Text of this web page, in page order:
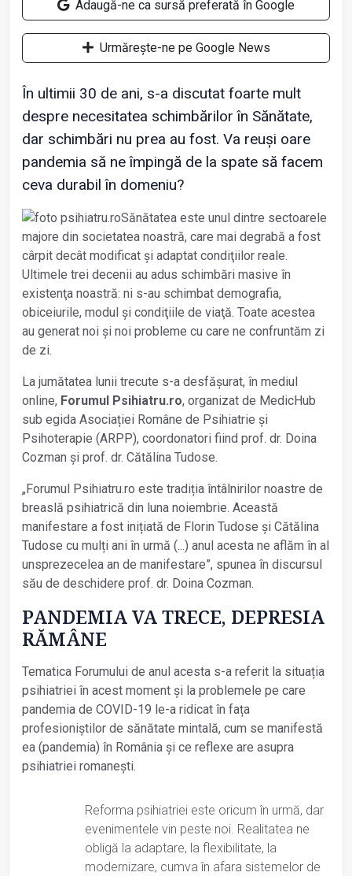
Adaugă-ne ca sursă preferată în Google
Urmărește-ne pe Google News
În ultimii 30 de ani, s-a discutat foarte mult
despre necesitatea schimbărilor în Sănătate,
dar schimbări nu prea au fost. Va reuși oare
pandemia să ne împingă de la spate să facem
ceva durabil în domeniu?
Sănătatea este unul dintre sectoarele
majore din societatea noastră, care mai degrabă a fost
cârpit decât modificat și adaptat condiţiilor reale.
Ultimele trei decenii au adus schimbări masive în
existenţa noastră: ni s-au schimbat demografia,
obiceiurile, modul și condiţiile de viaţă. Toate acestea
au generat noi și noi probleme cu care ne confruntăm zi
de zi.
La jumătatea lunii trecute s-a desfășurat, în mediul
online, Forumul Psihiatru.ro, organizat de MedicHub
sub egida Asociației Române de Psihiatrie și
Psihoterapie (ARPP), coordonatori fiind prof. dr. Doina
Cozman și prof. dr. Cătălina Tudose.
„Forumul Psihiatru.ro este tradiția întâlnirilor noastre de
breaslă psihiatrică din luna noiembrie. Această
manifestare a fost inițiată de Florin Tudose și Cătălina
Tudose cu mulți ani în urmă (...) anul acesta ne aflăm în al
unsprezecelea an de manifestare”, spunea în discursul
său de deschidere prof. dr. Doina Cozman.
PANDEMIA VA TRECE, DEPRESIA
RĂMÂNE
Tematica Forumului de anul acesta s-a referit la situația
psihiatriei în acest moment și la problemele pe care
pandemia de COVID-19 le-a ridicat în fața
profesioniștilor de sănătate mintală, cum se manifestă
ea (pandemia) în România și ce reflexe are asupra
psihiatriei romanești.
Reforma psihiatriei este oricum în urmă, dar
evenimentele vin peste noi. Realitatea ne
obligă la adaptare, la flexibilitate, la
modernizare, cumva în afara sistemelor de